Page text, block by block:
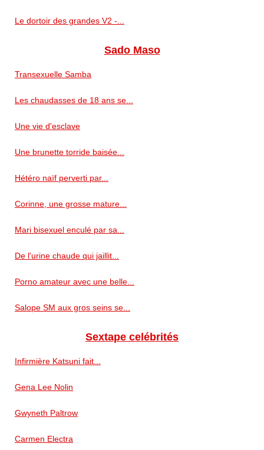
Le dortoir des grandes V2 -...
Sado Maso
Transexuelle Samba
Les chaudasses de 18 ans se...
Une vie d'esclave
Une brunette torride baisée...
Hétéro naïf perverti par...
Corinne, une grosse mature...
Mari bisexuel enculé par sa...
De l'urine chaude qui jaillit...
Porno amateur avec une belle...
Salope SM aux gros seins se...
Sextape celébrités
Infirmière Katsuni fait...
Gena Lee Nolin
Gwyneth Paltrow
Carmen Electra